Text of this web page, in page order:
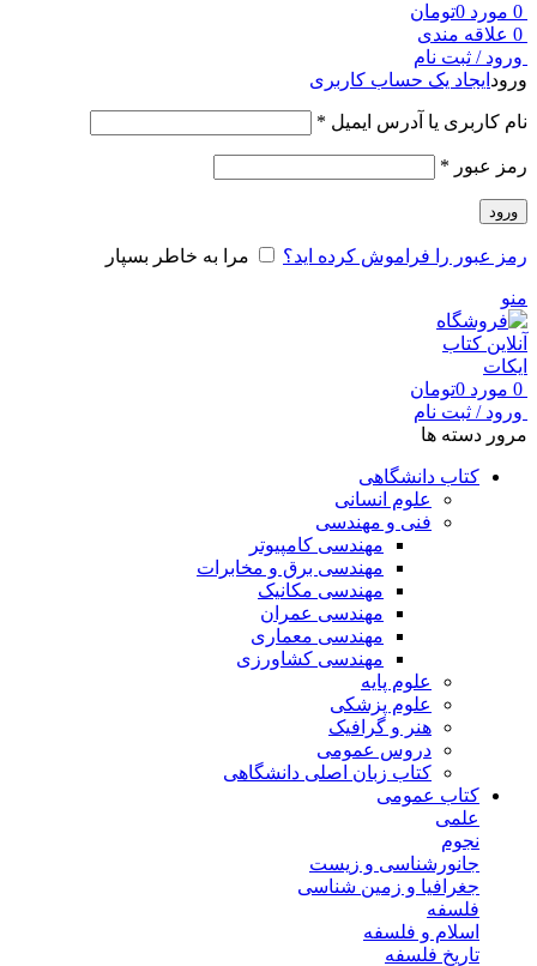
0 مورد 0تومان
0 علاقه مندی
ورود / ثبت نام
ورود ایجاد یک حساب کاربری
نام کاربری یا آدرس ایمیل *
رمز عبور *
ورود
رمز عبور را فراموش کرده اید؟ مرا به خاطر بسپار
منو
0 مورد 0تومان
ورود / ثبت نام
مرور دسته ها
کتاب دانشگاهی
علوم انسانی
فنی و مهندسی
مهندسی کامپیوتر
مهندسی برق و مخابرات
مهندسی مکانیک
مهندسی عمران
مهندسی معماری
مهندسی کشاورزی
علوم پایه
علوم پزشکی
هنر و گرافیک
دروس عمومی
کتاب زبان اصلی دانشگاهی
کتاب عمومی
علمی
نجوم
جانورشناسی و زیست
جغرافیا و زمین شناسی
فلسفه
اسلام و فلسفه
تاریخ فلسفه